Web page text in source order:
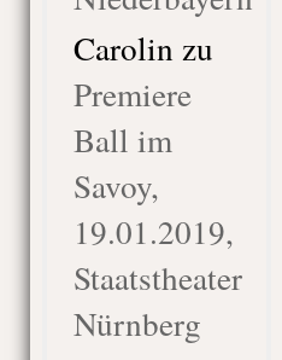
Carolin zu
Premiere
Ball im
Savoy,
19.01.2019,
Staatstheater
Nürnberg